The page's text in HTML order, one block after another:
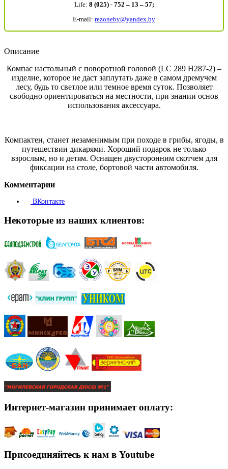
Life: 8 (025) - 752 – 13 – 57;
E-mail: rezoneby@yandex.by
Описание
Компас настольный с поворотной головой (LC 289 H287-2) –
изделие, которое не даст заплутать даже в самом дремучем
лесу, будь то светлое или темное время суток. Позволяет
свободно ориентироваться на местности, при знании основ
использования аксессуара.
Компактен, станет незаменимым при походе в грибы, ягоды, в
путешествии дикарями. Хороший подарок не только
взрослым, но и детям. Оснащен двусторонним скотчем для
фиксации на столе, бортовой части автомобиля.
Комментарии
ВКонтакте
Некоторые из наших клиентов:
Интернет-магазин принимает оплату:
Присоединяйтесь к нам в Youtube